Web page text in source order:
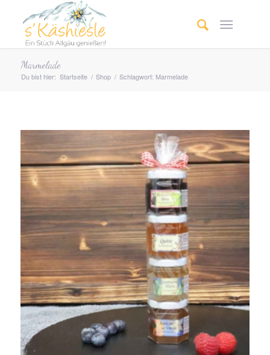
Marmelade
Du bist hier: Startseite / Shop / Schlagwort: Marmelade